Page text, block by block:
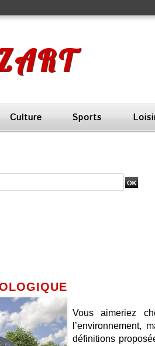
Culture Sports
Vous aimeriez
l’environnement,
définitions